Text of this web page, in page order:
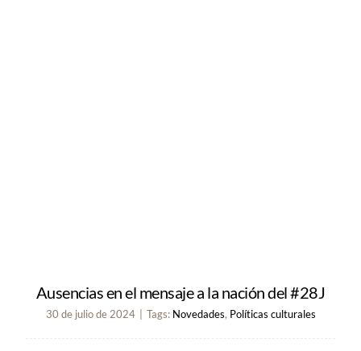
Ausencias en el mensaje a la nación del #28J
30 de julio de 2024 Tags: Novedades, Políticas culturales